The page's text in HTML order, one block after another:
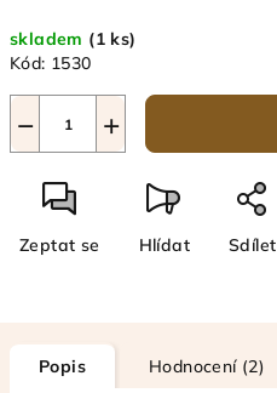
cena:
skladem (1 ks)
Kód: 1530
+
−
Zeptat se Hlídat Sdílet
Popis Hodnocení (2)